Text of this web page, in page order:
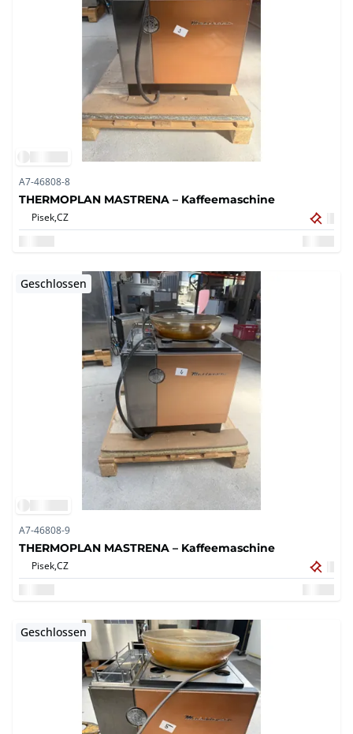
A7-46808-8
THERMOPLAN MASTRENA – Kaffeemaschine
Pisek,CZ
Geschlossen
A7-46808-9
THERMOPLAN MASTRENA – Kaffeemaschine
Pisek,CZ
Geschlossen